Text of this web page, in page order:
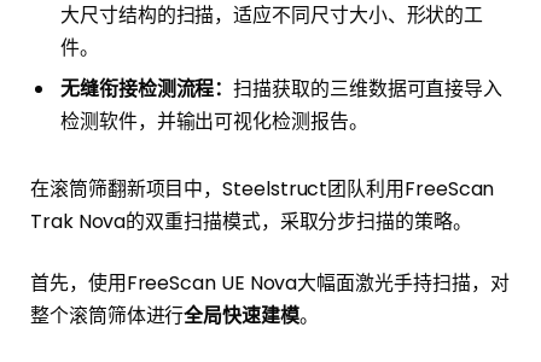
大尺寸结构的扫描，适应不同尺寸大小、形状的工
件。
无缝衔接检测流程：扫描获取的三维数据可直接导入
检测软件，并输出可视化检测报告。
在滚筒筛翻新项目中，Steelstruct团队利用FreeScan
Trak Nova的双重扫描模式，采取分步扫描的策略。
首先，使用FreeScan UE Nova大幅面激光手持扫描，对
整个滚筒筛体进行全局快速建模。